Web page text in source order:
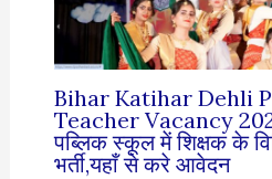
Bihar Katihar Dehli
Teacher Vacancy
पब्लिक स्कूल में शिक्षक के
भर्ती,यहाँ से करे आवेदन